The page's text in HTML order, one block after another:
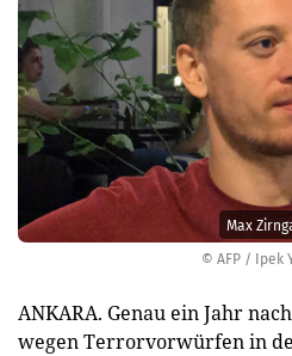
© AFP / Ipek
Max
ANKARA. Genau ein Jahr
wegen Terrorvorwürfen in